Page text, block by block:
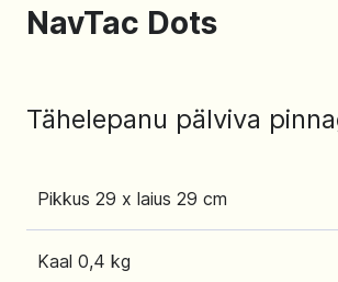
NavTac Dots
Tähelepanu pälviva
Pikkus 29 x laius 29 cm
Kaal 0,4 kg